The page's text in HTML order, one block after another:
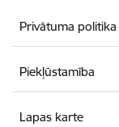
Privātuma politika
Piekļūstamība
Lapas karte